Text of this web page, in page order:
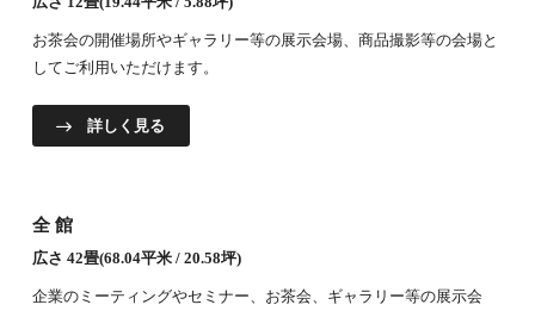
お茶会の開催場所やギャラリー等の展示会場、商品撮影等の会場と
してご利用いただけます。
詳しく見る
全館
広さ 42畳(68.04平米 / 20.58坪)
企業のミーティングやセミナー、お茶会、ギャラリー等の展示会